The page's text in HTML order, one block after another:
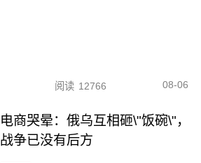
阅读 12766 08-06
电商哭晕：俄乌互相砸\"饭碗\"，
战争已没有后方